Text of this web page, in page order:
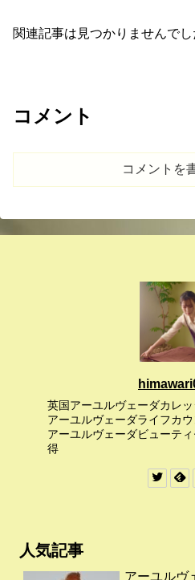
関連記事は見つかりませんでし
コメント
コメントを
英国アーユルヴェーダカレ
アーユルヴェーダライフカ
アーユルヴェーダビューテ
得
人気記事
アーユルヴ